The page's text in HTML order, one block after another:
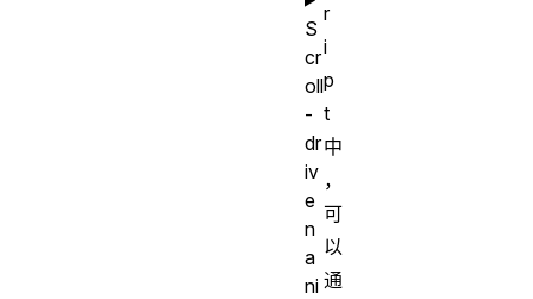
r
i
p
t
中
，
可
以
通
S
cr
oll
-
dr
iv
e
n
a
ni